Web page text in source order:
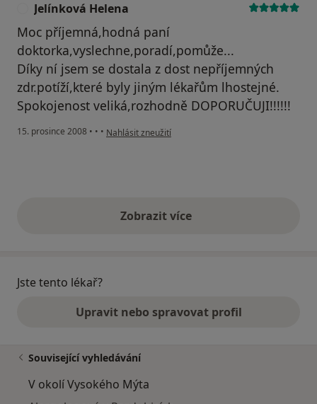
Jelínková Helena
Moc příjemná,hodná paní
doktorka,vyslechne,poradí,pomůže...
Díky ní jsem se dostala z dost nepříjemných
zdr.potíží,které byly jiným lékařům lhostejné.
Spokojenost veliká,rozhodně DOPORUČUJI!!!!!!
15. prosince 2008 • • • podle názoru uživatele Jelínková Helena
Nahlásit zneužití
Zobrazit vícevýše uvedené názory
Jste tento lékař?
Upravit nebo spravovat profil
Související vyhledávání
V okolí Vysokého Mýta